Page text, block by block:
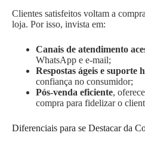
Clientes satisfeitos voltam a
loja. Por isso, invista em:
Canais de atendimento
WhatsApp e e-mail;
Respostas ágeis e suporte
confiança no consumidor;
Pós-venda eficiente,
compra para fidelizar o
Diferenciais para se Destacar da